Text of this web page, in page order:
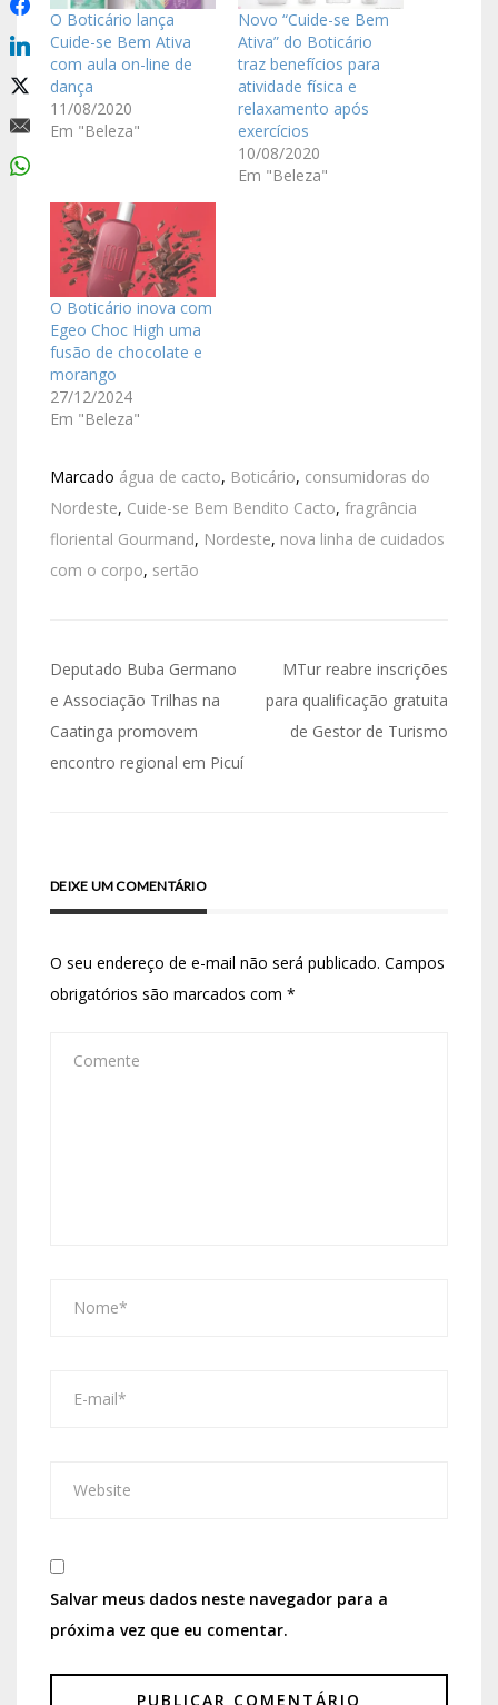
O Boticário lança
Cuide-se Bem Ativa
com aula on-line de
dança
11/08/2020
Em "Beleza"
Novo “Cuide-se Bem
Ativa” do Boticário
traz benefícios para
atividade física e
relaxamento após
exercícios
10/08/2020
Em "Beleza"
O Boticário inova com
Egeo Choc High uma
fusão de chocolate e
morango
27/12/2024
Em "Beleza"
Marcado água de cacto, Boticário, consumidoras do
Nordeste, Cuide-se Bem Bendito Cacto, fragrância
floriental Gourmand, Nordeste, nova linha de cuidados
com o corpo, sertão
Deputado Buba Germano
e Associação Trilhas na
Caatinga promovem
encontro regional em Picuí
MTur reabre inscrições
para qualificação gratuita
de Gestor de Turismo
DEIXE UM COMENTÁRIO
O seu endereço de e-mail não será publicado. Campos
obrigatórios são marcados com *
Salvar meus dados neste navegador para a
próxima vez que eu comentar.